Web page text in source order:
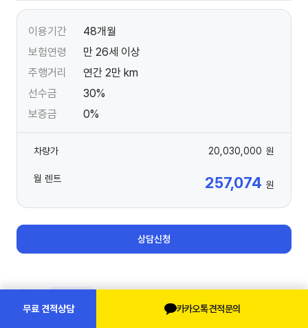
이용기간
48개월
보험연령
만 26세 이상
주행거리
연간 2만 km
선수금
30%
보증금
0%
차량가 20,030,000 원
월 렌트 257,074 원
상담신청
프레스티지 스페셜 (자동)
카카오톡 견적문의
무료 견적상담